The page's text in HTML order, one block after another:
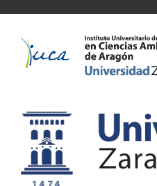
content